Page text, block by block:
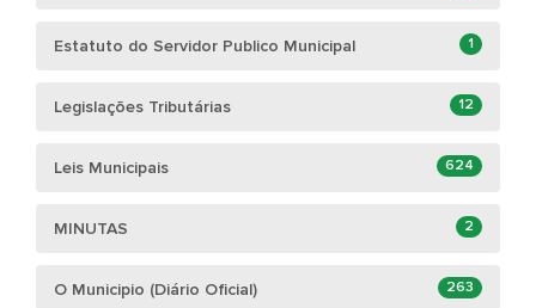
Estatuto do Servidor Publico Municipal 1
Legislações Tributárias 12
Leis Municipais 624
MINUTAS 2
O Municipio (Diário Oficial) 263